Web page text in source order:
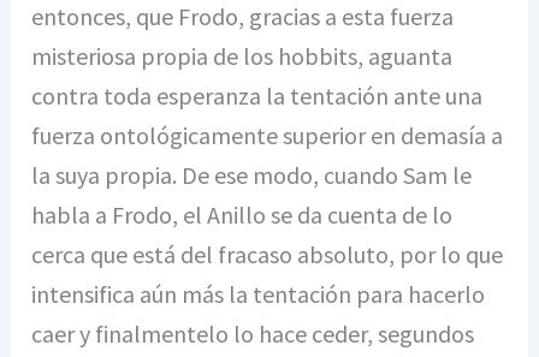
entonces, que Frodo, gracias a esta fuerza
misteriosa propia de los hobbits, aguanta
contra toda esperanza la tentación ante una
fuerza ontológicamente superior en demasía a
la suya propia. De ese modo, cuando Sam le
habla a Frodo, el Anillo se da cuenta de lo
cerca que está del fracaso absoluto, por lo que
intensifica aún más la tentación para hacerlo
caer y finalmentelo lo hace ceder, segundos